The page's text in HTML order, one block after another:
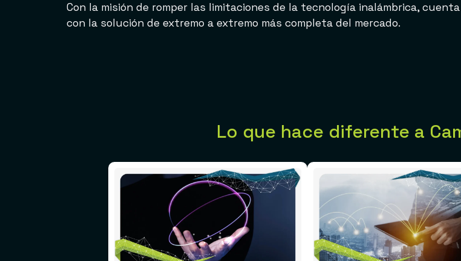
Con la misión de romper las limitaciones de la tecnología inalámbrica, cuenta
con la solución de extremo a extremo más completa del mercado.
Lo que hace diferente a